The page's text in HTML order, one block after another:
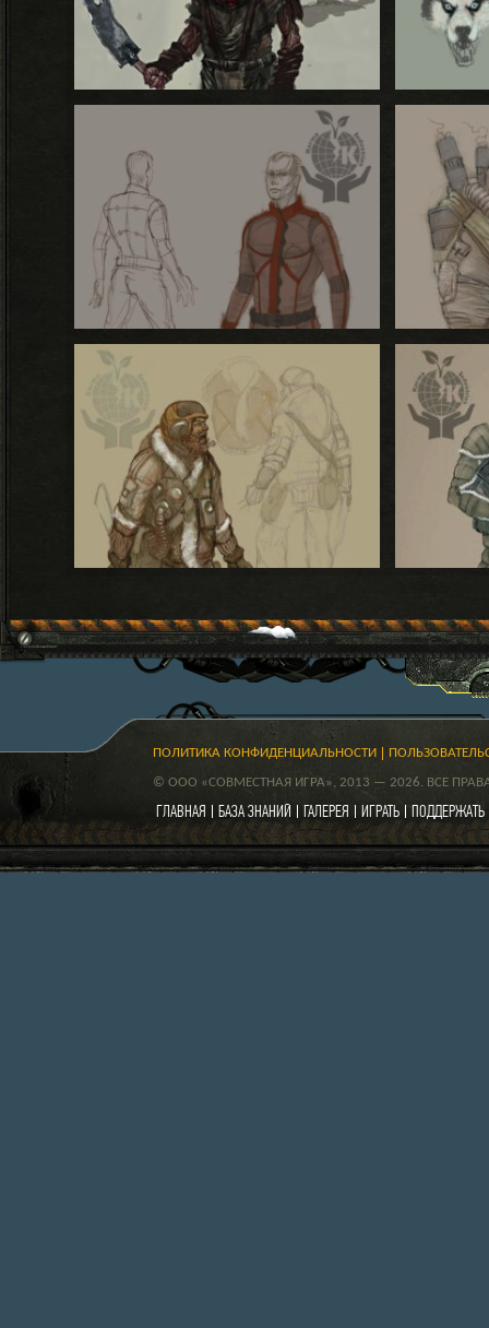
ПОЛИТИКА КОНФИДЕНЦИАЛЬНОСТИ
© ООО «СОВМЕСТНАЯ ИГРА», 2013 — 2026. ВСЕ
ГЛАВНАЯ БАЗА ЗНАНИЙ ГАЛЕРЕЯ ИГРАТЬ ПОДДЕРЖАТЬ